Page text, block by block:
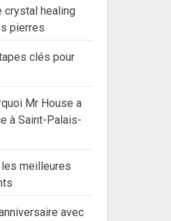
crystal healing
pierres
clés pour
Mr House a
à Saint-Palais-
meilleures
avec